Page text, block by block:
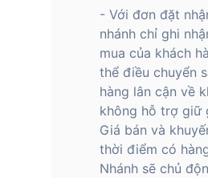
- Với đơn đặt
nhánh chỉ ghi
mua của khách
thể điều chuyển
hàng lân cận về
không hỗ trợ giữ
Giá bán và
thời điểm có
Nhánh sẽ chủ